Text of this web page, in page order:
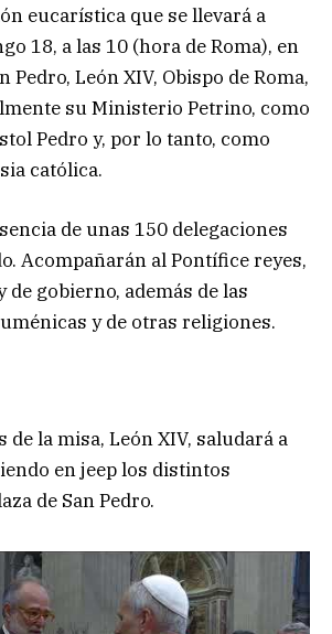
eucarística que se llevará a
18, a las 10 (hora de Roma), en
Pedro, León XIV, Obispo de Roma,
su Ministerio Petrino, como
Pedro y, por lo tanto, como
católica.
de unas 150 delegaciones
Acompañarán al Pontífice reyes,
de gobierno, además de las
y de otras religiones.
de la misa, León XIV, saludará a
en jeep los distintos
de San Pedro.